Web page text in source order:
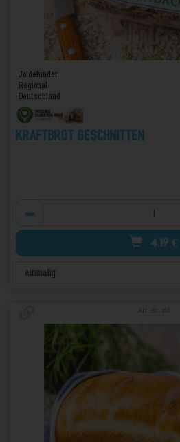
Joldelunder
Regional
Deutschland
Kraftbrot geschnitten
4,19 €